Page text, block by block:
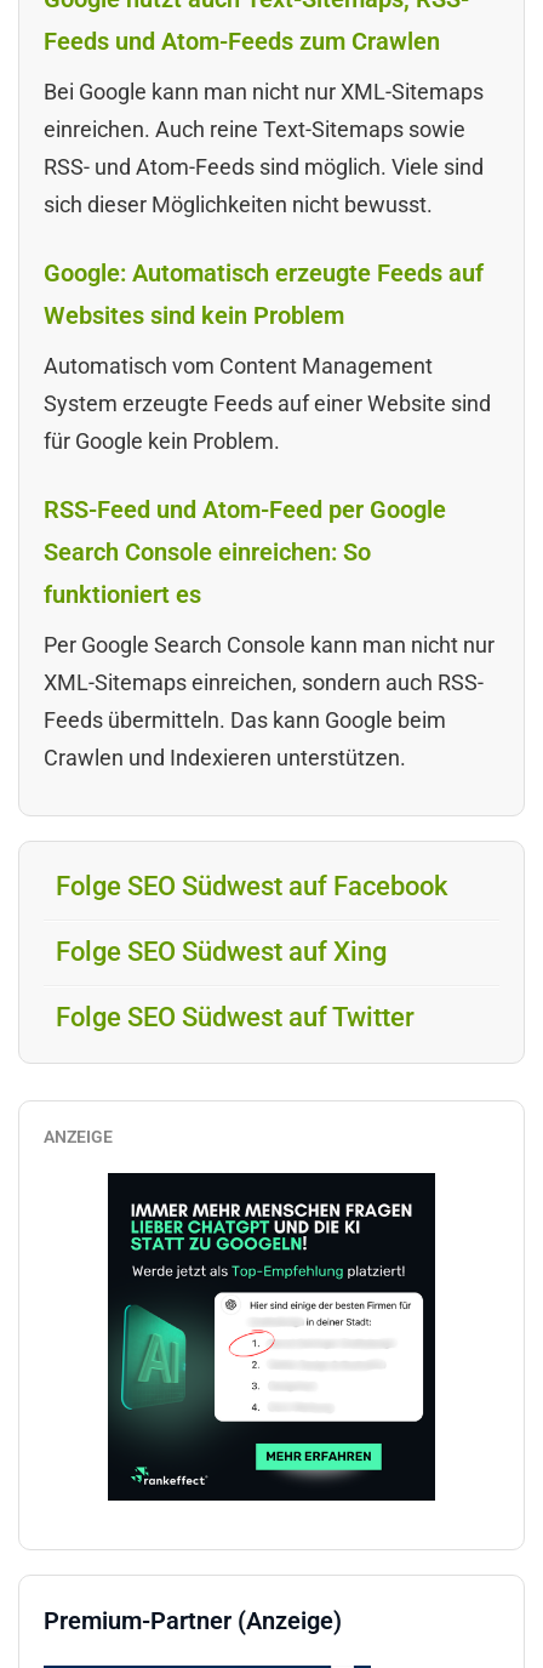
Feeds und Atom-Feeds zum Crawlen
Bei Google kann man nicht nur XML-Sitemaps
einreichen. Auch reine Text-Sitemaps sowie
RSS- und Atom-Feeds sind möglich. Viele sind
sich dieser Möglichkeiten nicht bewusst.
Google: Automatisch erzeugte Feeds auf
Websites sind kein Problem
Automatisch vom Content Management
System erzeugte Feeds auf einer Website sind
für Google kein Problem.
RSS-Feed und Atom-Feed per Google
Search Console einreichen: So
funktioniert es
Per Google Search Console kann man nicht nur
XML-Sitemaps einreichen, sondern auch RSS-
Feeds übermitteln. Das kann Google beim
Crawlen und Indexieren unterstützen.
Folge SEO Südwest auf Facebook
Folge SEO Südwest auf Xing
Folge SEO Südwest auf Twitter
ANZEIGE
Premium-Partner (Anzeige)